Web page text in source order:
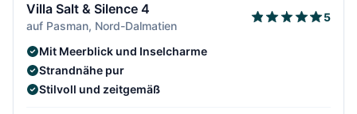
Villa Salt & Silence 4
auf Pasman, Nord-Dalmatien
5
Mit Meerblick und Inselcharme
Strandnähe pur
Stilvoll und zeitgemäß